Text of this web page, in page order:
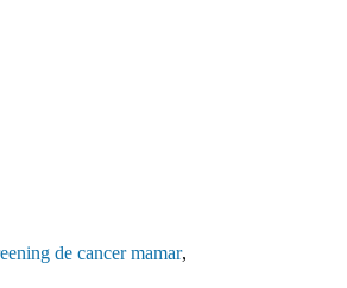
de cancer mamar,